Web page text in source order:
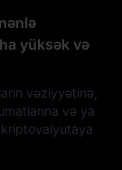
yüksək və
vəziyyətinə,
və ya